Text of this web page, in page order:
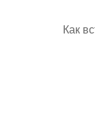
Как